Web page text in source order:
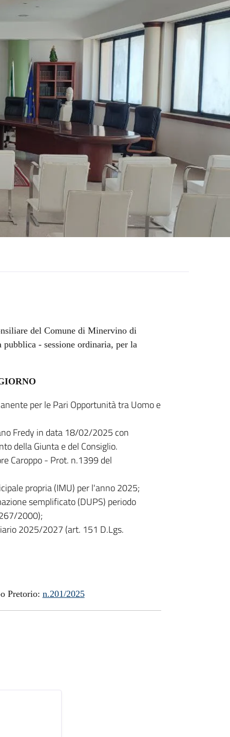
del Comune di Minervino di
- sessione ordinaria, per la
per le Pari Opportunità tra Uomo e
Fredy in data 18/02/2025 con
della Giunta e del Consiglio.
Caroppo - Prot. n.1399 del
propria (IMU) per l'anno 2025;
semplificato (DUPS) periodo
2000);
2025/2027 (art. 151 D.Lgs.
Pretorio: n.201/2025